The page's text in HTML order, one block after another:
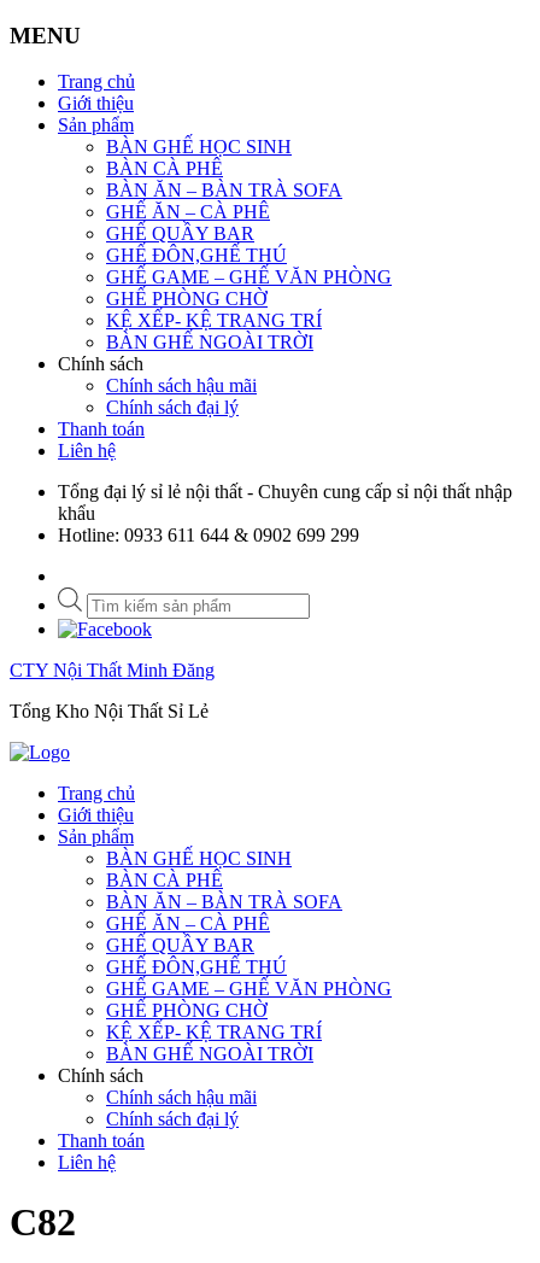
MENU
Trang chủ
Giới thiệu
Sản phẩm
BÀN GHẾ HỌC SINH
BÀN CÀ PHÊ
BÀN ĂN – BÀN TRÀ SOFA
GHẾ ĂN – CÀ PHÊ
GHẾ QUẦY BAR
GHẾ ĐÔN,GHẾ THÚ
GHẾ GAME – GHẾ VĂN PHÒNG
GHẾ PHÒNG CHỜ
KỆ XẾP- KỆ TRANG TRÍ
BÀN GHẾ NGOÀI TRỜI
Chính sách
Chính sách hậu mãi
Chính sách đại lý
Thanh toán
Liên hệ
Tổng đại lý sỉ lẻ nội thất - Chuyên cung cấp sỉ nội thất nhập
khẩu
Hotline: 0933 611 644 & 0902 699 299
Tìm
kiếm
sản
phẩm
CTY Nội Thất Minh Đăng
Tổng Kho Nội Thất Sỉ Lẻ
Trang chủ
Giới thiệu
Sản phẩm
BÀN GHẾ HỌC SINH
BÀN CÀ PHÊ
BÀN ĂN – BÀN TRÀ SOFA
GHẾ ĂN – CÀ PHÊ
GHẾ QUẦY BAR
GHẾ ĐÔN,GHẾ THÚ
GHẾ GAME – GHẾ VĂN PHÒNG
GHẾ PHÒNG CHỜ
KỆ XẾP- KỆ TRANG TRÍ
BÀN GHẾ NGOÀI TRỜI
Chính sách
Chính sách hậu mãi
Chính sách đại lý
Thanh toán
Liên hệ
C82